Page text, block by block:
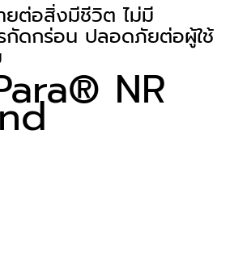
ยต่อสิ่งมีชีวิต ไม่มี
ดกร่อน ปลอดภัยต่อผู้ใช้
NR